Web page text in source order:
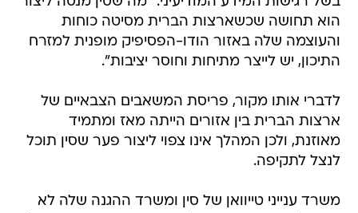
הוא תחושה שכשארצות הברית מסיטה כוחות
והעוצמה שלה באזור הודו-הפסיפיק מופנית למזרח
התיכון, יש לייצר מתיחות וחוסר יציבות".
לדברי אותו מקור, פריסת המשאבים הצבאיים של
ארצות הברית בין אזורים הייתה מאז ומתמיד
מאוזנת, ולכן המהלך אינו צפוי ליצור פער שסין תוכל
לנצל לתקיפה.
משרד ענייני טייוואן של סין ומשרד ההגנה שלה לא